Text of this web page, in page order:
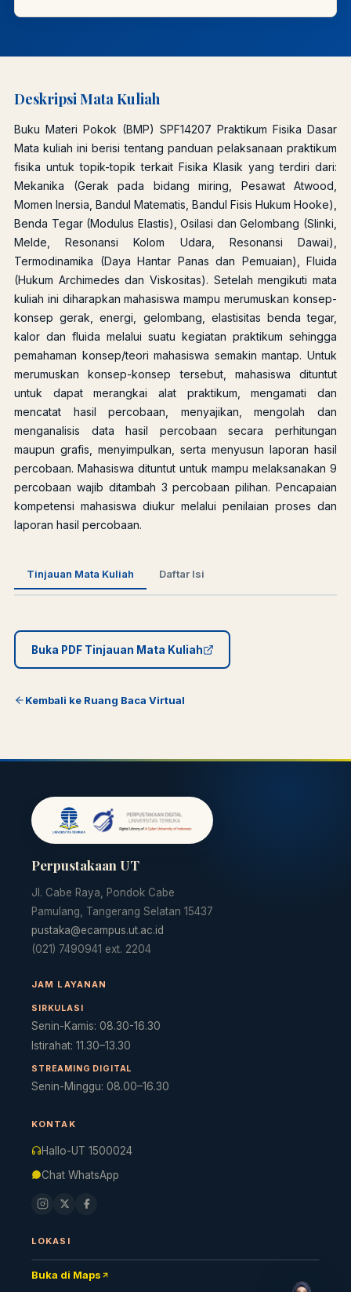
Deskripsi Mata Kuliah
Buku Materi Pokok (BMP) SPF14207 Praktikum Fisika Dasar
Mata kuliah ini berisi tentang panduan pelaksanaan praktikum
fisika untuk topik-topik terkait Fisika Klasik yang terdiri dari:
Mekanika (Gerak pada bidang miring, Pesawat Atwood,
Momen Inersia, Bandul Matematis, Bandul Fisis Hukum Hooke),
Benda Tegar (Modulus Elastis), Osilasi dan Gelombang (Slinki,
Melde, Resonansi Kolom Udara, Resonansi Dawai),
Termodinamika (Daya Hantar Panas dan Pemuaian), Fluida
(Hukum Archimedes dan Viskositas). Setelah mengikuti mata
kuliah ini diharapkan mahasiswa mampu merumuskan konsep-
konsep gerak, energi, gelombang, elastisitas benda tegar,
kalor dan fluida melalui suatu kegiatan praktikum sehingga
pemahaman konsep/teori mahasiswa semakin mantap. Untuk
merumuskan konsep-konsep tersebut, mahasiswa dituntut
untuk dapat merangkai alat praktikum, mengamati dan
mencatat hasil percobaan, menyajikan, mengolah dan
menganalisis data hasil percobaan secara perhitungan
maupun grafis, menyimpulkan, serta menyusun laporan hasil
percobaan. Mahasiswa dituntut untuk mampu melaksanakan 9
percobaan wajib ditambah 3 percobaan pilihan. Pencapaian
kompetensi mahasiswa diukur melalui penilaian proses dan
laporan hasil percobaan.
Tinjauan Mata Kuliah Daftar Isi
Buka PDF Tinjauan Mata Kuliah
Kembali ke Ruang Baca Virtual
Perpustakaan UT
Jl. Cabe Raya, Pondok Cabe
Pamulang, Tangerang Selatan 15437
pustaka@ecampus.ut.ac.id
(021) 7490941 ext. 2204
JAM LAYANAN
SIRKULASI
Senin-Kamis: 08.30-16.30
Istirahat: 11.30–13.30
STREAMING DIGITAL
Senin-Minggu: 08.00–16.30
KONTAK
Hallo-UT 1500024
Chat WhatsApp
LOKASI
Buka di Maps
Cara akses e-resources